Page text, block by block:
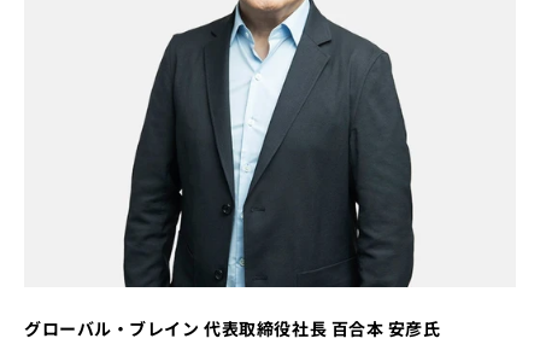
グローバル・ブレイン 代表取締役社長 百合本 安彦氏